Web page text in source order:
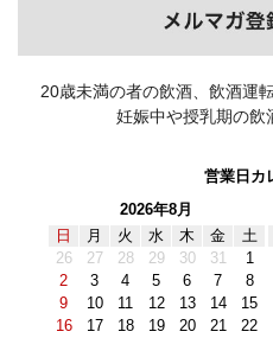
20歳未満の者の飲酒、飲酒運
妊娠中や授乳期の飲
営業日カ
2026年8月
日
月 火 水 木 金
土
26
27 28 29 30 31
1
2
3 4 5 6 7
8
9
10 11 12 13 14
15
16
17 18 19 20 21
22